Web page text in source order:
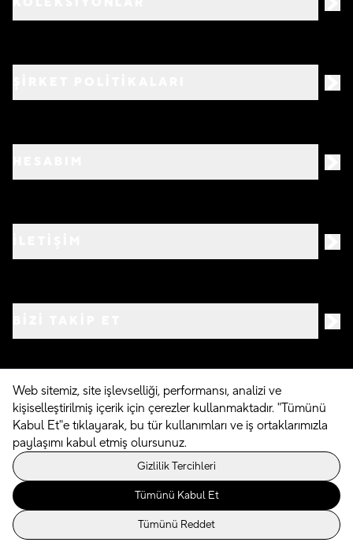
©2026 Crocs.com.tr • Tüm hakları saklıdır
Powered By
Web sitemiz, site işlevselliği, performansı, analizi ve
kişiselleştirilmiş içerik için çerezler kullanmaktadır. "Tümünü
Kabul Et"e tıklayarak, bu tür kullanımları ve iş ortaklarımızla
paylaşımı kabul etmiş olursunuz.
Gizlilik Tercihleri
Tümünü Kabul Et
Tümünü Reddet